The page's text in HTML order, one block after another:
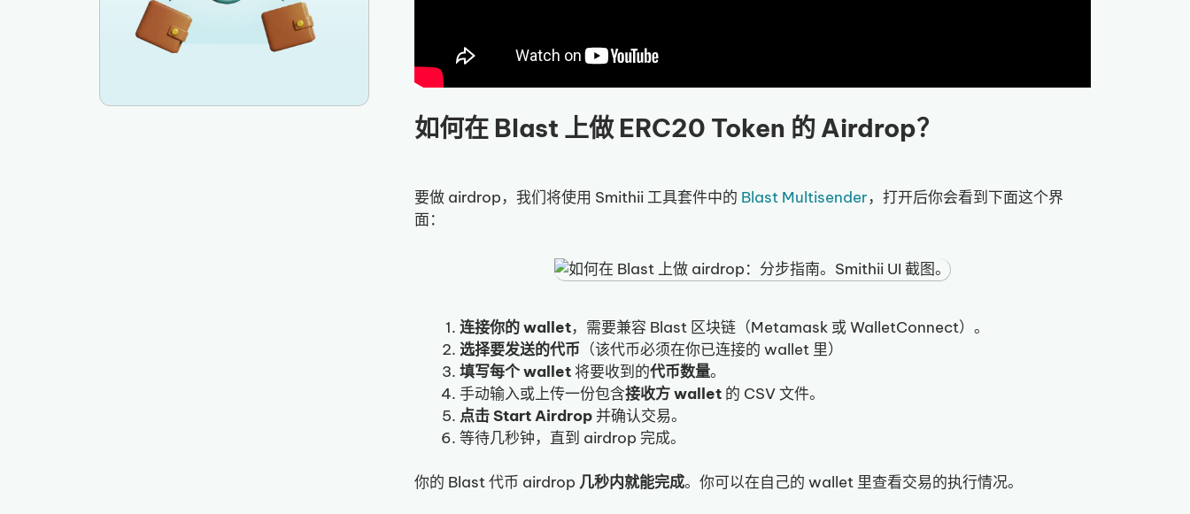
如何在 Blast 上做 ERC20 Token 的 Airdrop？
要做 airdrop，我们将使用 Smithii 工具套件中的 Blast Multisender，打开后你会看到下面这个界
面：
连接你的 wallet，需要兼容 Blast 区块链（Metamask 或 WalletConnect）。
选择要发送的代币 （该代币必须在你已连接的 wallet 里）
填写每个 wallet 将要收到的代币数量。
手动输入或上传一份包含接收方 wallet 的 CSV 文件。
点击 Start Airdrop并确认交易。
等待几秒钟，直到 airdrop 完成。
你的 Blast 代币 airdrop 几秒内就能完成。你可以在自己的 wallet 里查看交易的执行情况。